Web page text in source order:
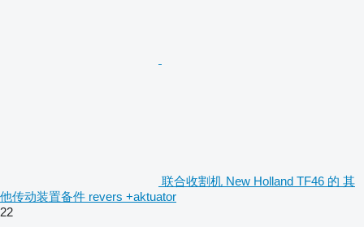
联合收割机 New Holland TF46 的 其
他传动装置备件 revers +aktuator
22